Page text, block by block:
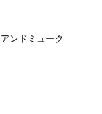
アンドミューク